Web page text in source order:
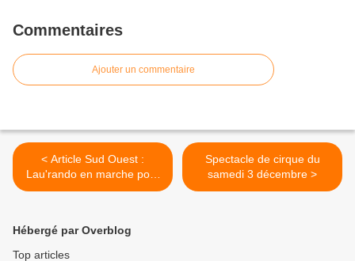
Commentaires
Ajouter un commentaire
< Article Sud Ouest :
Lau'rando en marche pour
le Téléthon dimanche 4
Spectacle de cirque du
samedi 3 décembre >
Hébergé par Overblog
Top articles